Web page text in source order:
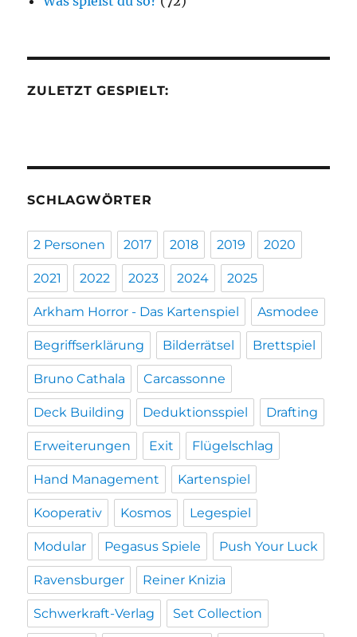
ZULETZT GESPIELT:
SCHLAGWÖRTER
2 Personen 2017 2018 2019 2020
2021 2022 2023 2024 2025
Arkham Horror - Das Kartenspiel Asmodee
Begriffserklärung Bilderrätsel Brettspiel
Bruno Cathala Carcassonne
Deck Building Deduktionsspiel Drafting
Erweiterungen Exit Flügelschlag
Hand Management Kartenspiel
Kooperativ Kosmos Legespiel
Modular Pegasus Spiele Push Your Luck
Ravensburger Reiner Knizia
Schwerkraft-Verlag Set Collection